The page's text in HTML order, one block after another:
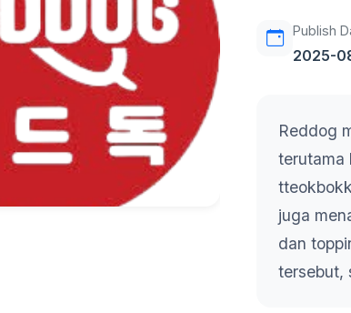
Publish
2025-
Reddog
terutama
juga
dan
tersebut,